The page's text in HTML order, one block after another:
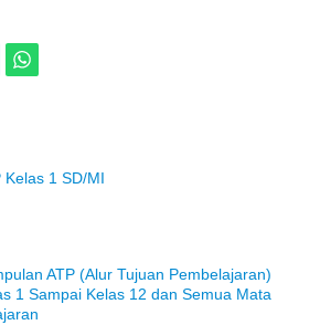
Kelas 1 SD/MI
ATP (Alur Tujuan Pembelajaran)
1 Sampai Kelas 12 dan Semua Mata